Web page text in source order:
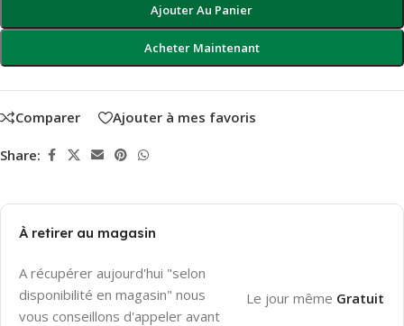
Ajouter Au Panier
Acheter Maintenant
Comparer Ajouter à mes favoris
Share:
À retirer au magasin
A récupérer aujourd'hui "selon
disponibilité en magasin" nous
vous conseillons d'appeler avant
Le jour même Gratuit